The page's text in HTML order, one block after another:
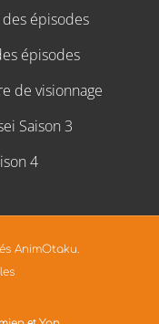
épisodes
épisodes
de visionnage
Saison 3
4
AnimOtaku.